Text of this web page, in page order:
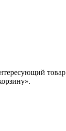
товар